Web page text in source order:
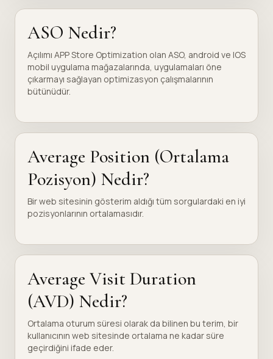
ASO Nedir?
Açılımı APP Store Optimization olan ASO, android ve IOS
mobil uygulama mağazalarında, uygulamaları öne
çıkarmayı sağlayan optimizasyon çalışmalarının
bütünüdür.
Average Position (Ortalama
Pozisyon) Nedir?
Bir web sitesinin gösterim aldığı tüm sorgulardaki en iyi
pozisyonlarının ortalamasıdır.
Average Visit Duration
(AVD) Nedir?
Ortalama oturum süresi olarak da bilinen bu terim, bir
kullanıcının web sitesinde ortalama ne kadar süre
geçirdiğini ifade eder.